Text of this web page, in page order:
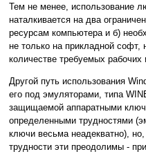
Тем не менее, использование
наталкивается на два
ресурсам компьютера и б)
не только на прикладной
количестве требуемых рабочих
Другой путь использования
его под эмуляторами, типа
защищаемой аппаратными
определенными трудностями
ключи весьма неадекватно),
трудности эти преодолимы -